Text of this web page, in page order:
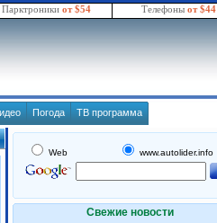
Парктроники от $54 Телефоны от $44
Погода ТВ программа
Web www.autolider.info
Свежие новости